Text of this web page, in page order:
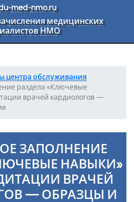
med-nmo.ru
медицинских
НМО
центра обслуживания
раздела «Ключевые
врачей кардиологов —
ЗАПОЛНЕНИЕ
НАВЫКИ»
ВРАЧЕЙ
— ОБРАЗЦЫ И